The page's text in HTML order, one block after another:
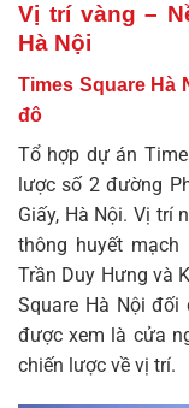
Vị trí vàng –
Hà Nội
Times Square Hà
đô
Tổ hợp dự án
lược số 2 đường
Giấy, Hà Nội. Vị trí
thông huyết
Trần Duy Hưng và
Square Hà Nội đối
được xem là cửa
chiến lược về vị trí.